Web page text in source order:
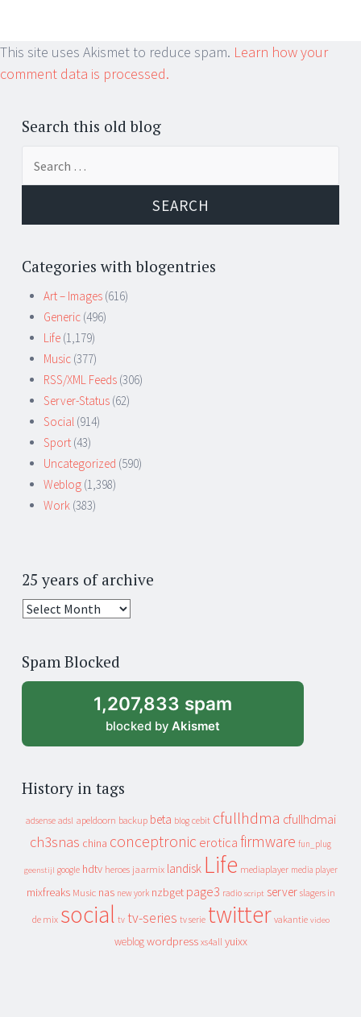
This site uses Akismet to reduce spam. Learn how your
comment data is processed.
Search this old blog
Categories with blogentries
Art – Images (616)
Generic (496)
Life (1,179)
Music (377)
RSS/XML Feeds (306)
Server-Status (62)
Social (914)
Sport (43)
Uncategorized (590)
Weblog (1,398)
Work (383)
25 years of archive
25
archive
Spam Blocked
1,207,833 spam
blocked by Akismet
History in tags
adsense adsl apeldoorn backup beta blog cebit cfullhdma cfullhdmai
ch3snas china conceptronic erotica firmware fun_plug
geenstijl google hdtv heroes jaarmix landisk Life mediaplayer media player
mixfreaks Music nas new york nzbget page3 radio script server slagers in
de mix social tv tv-series tv serie twitter vakantie video
weblog wordpress xs4all yuixx